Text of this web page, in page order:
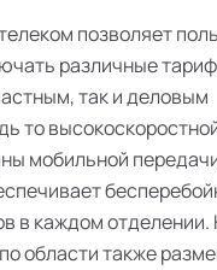
позволяет
различные
так и деловым
то
мобильной
в каждом
области также